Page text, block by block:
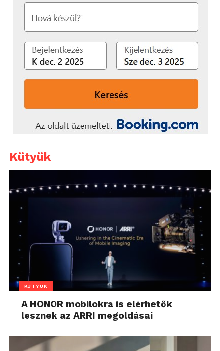
Kütyük
KÜTYÜK
A HONOR mobilokra is elérhetők
lesznek az ARRI megoldásai